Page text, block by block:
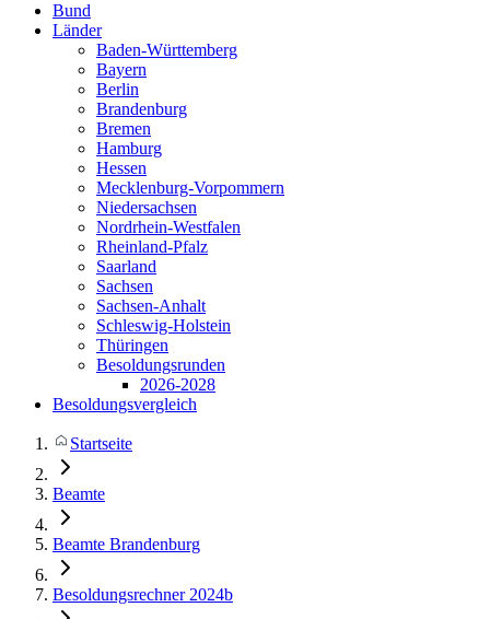
Bund
Länder
Baden-Württemberg
Bayern
Berlin
Brandenburg
Bremen
Hamburg
Hessen
Mecklenburg-Vorpommern
Niedersachsen
Nordrhein-Westfalen
Rheinland-Pfalz
Saarland
Sachsen
Sachsen-Anhalt
Schleswig-Holstein
Thüringen
Besoldungsrunden
2026-2028
Besoldungsvergleich
Startseite
Beamte
Beamte Brandenburg
Besoldungsrechner 2024b